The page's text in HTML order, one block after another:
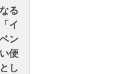
る
イ
ン
便
とし